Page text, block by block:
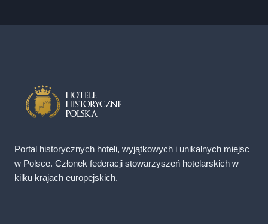
Portal historycznych hoteli, wyjątkowych i unikalnych miejsc
w Polsce. Członek federacji stowarzyszeń hotelarskich w
kilku krajach europejskich.